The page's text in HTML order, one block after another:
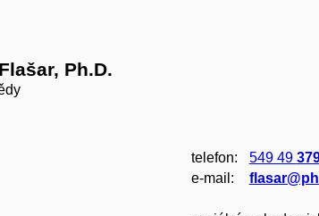
Ph.D.
telefon: 549 49
e‑mail: